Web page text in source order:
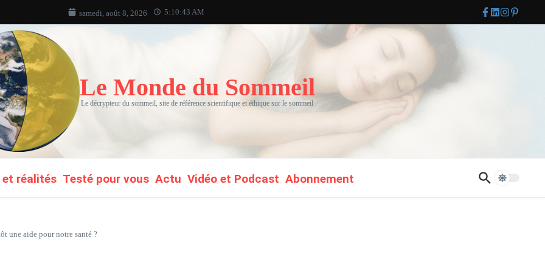
samedi, août 8, 2026 5:10:44 AM
Le Monde du Sommeil
Le décrypteur du sommeil, site de référence scientifique et éthique sur le sommeil
et réalités Testé pour vous Actu Vidéo et Podcast Abonnement
une aide pour notre santé ?